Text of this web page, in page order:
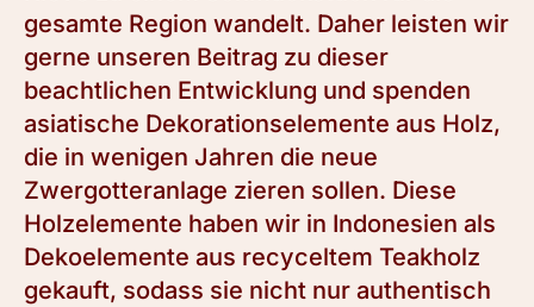
gesamte Region wandelt. Daher leisten wir
gerne unseren Beitrag zu dieser
beachtlichen Entwicklung und spenden
asiatische Dekorationselemente aus Holz,
die in wenigen Jahren die neue
Zwergotteranlage zieren sollen. Diese
Holzelemente haben wir in Indonesien als
Dekoelemente aus recyceltem Teakholz
gekauft, sodass sie nicht nur authentisch